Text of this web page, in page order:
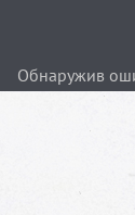
Обнаружив